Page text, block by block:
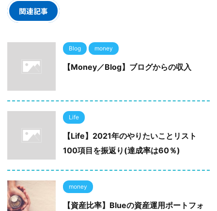
関連記事
Blog money
【Money／Blog】ブログからの収入
Life
【Life】2021年のやりたいことリスト
100項目を振返り(達成率は60％)
money
【資産比率】Blueの資産運用ポートフォ